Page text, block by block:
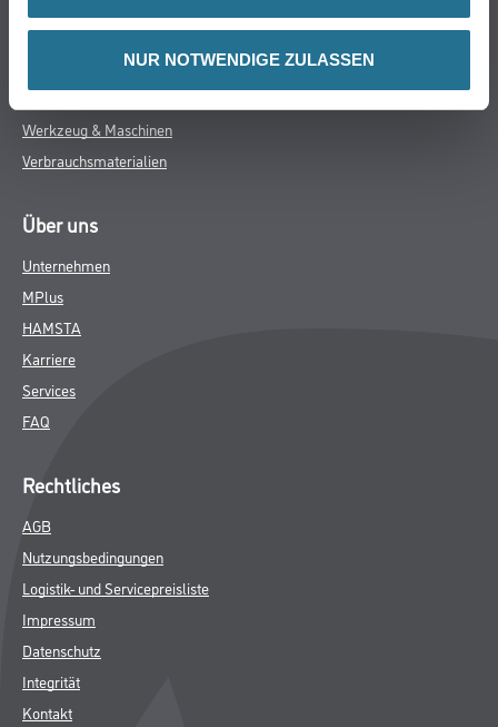
NUR NOTWENDIGE ZULASSEN
Putze- und Spachtelmassen
Wand- & Deckenbeläge
Werkzeug & Maschinen
Verbrauchsmaterialien
Über uns
Unternehmen
MPlus
HAMSTA
Karriere
Services
FAQ
Rechtliches
AGB
Nutzungsbedingungen
Logistik- und Servicepreisliste
Impressum
Datenschutz
Integrität
Kontakt